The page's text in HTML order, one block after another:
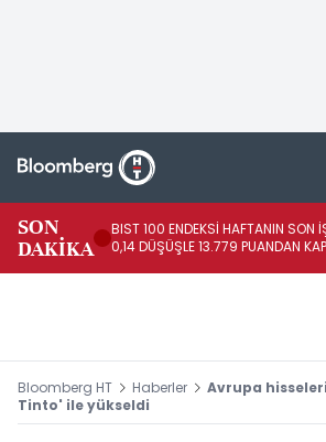
SON
DAKİKA
BIST 100 ENDEKSİ HAFTANIN SON
0,14 DÜŞÜŞLE 13.779 PUANDAN
Bloomberg HT Haberler
Avrupa
Tinto' ile yükseldi